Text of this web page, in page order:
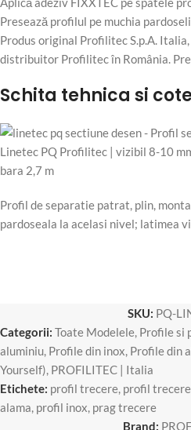
Presează profilul pe muchia
Produs original Profilitec S.p.A.
distribuitor Profilitec în România.
Schita tehnica si cote
Profil de separatie patrat, plin,
pardoseala la acelasi nivel; latimea
SKU: PQ-
Categorii: Toate Modelele, Profile si
aluminiu, Profile din inox, Profile din
Yourself), PROFILITEC | Italia
Etichete: profil trecere, profil
alama, profil inox, prag trecere
Brand: